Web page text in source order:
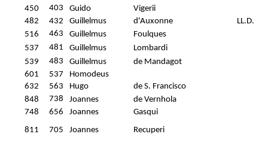
450
403 Guido
Vigerii
482
432 Guillelmus d'Auxonne
LL.D.
516
463 Guillelmus
Foulques
537
481 Guillelmus
Lombardi
539
483 Guillelmus
de Mandagot
601
537
Homodeus
632
563 Hugo
de S. Francisco
848
738 Joannes
de Vernhola
748
656 Joannes
Gasqui
811
705 Joannes
Recuperi